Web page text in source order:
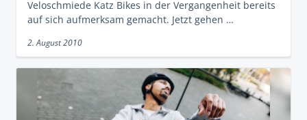
Veloschmiede Katz Bikes in der Vergangenheit bereits
auf sich aufmerksam gemacht. Jetzt gehen …
2. August 2010